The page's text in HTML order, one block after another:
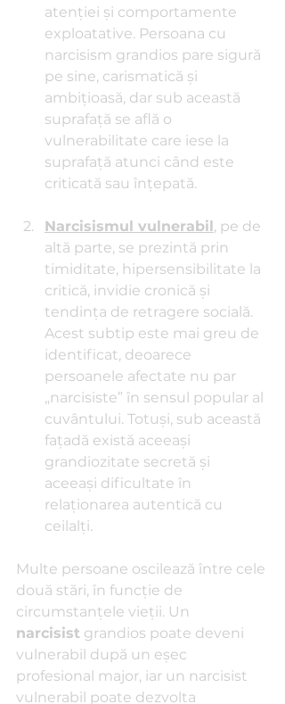
atenției și comportamente
exploatative. Persoana cu
narcisism grandios pare sigură
pe sine, carismatică și
ambițioasă, dar sub această
suprafață se află o
vulnerabilitate care iese la
suprafață atunci când este
criticată sau înțepată.
Narcisismul vulnerabil, pe de
altă parte, se prezintă prin
timiditate, hipersensibilitate la
critică, invidie cronică și
tendința de retragere socială.
Acest subtip este mai greu de
identificat, deoarece
persoanele afectate nu par
„narcisiste” în sensul popular al
cuvântului. Totuși, sub această
fațadă există aceeași
grandiozitate secretă și
aceeași dificultate în
relaționarea autentică cu
ceilalți.
Multe persoane oscilează între cele
două stări, în funcție de
circumstanțele vieții. Un
narcisist grandios poate deveni
vulnerabil după un eșec
profesional major, iar un narcisist
vulnerabil poate dezvolta